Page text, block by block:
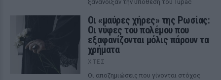
ξανάνοιξαν την υπόθεση του Tupac
Οι «μαύρες χήρες» της Ρωσίας:
Οι νύφες του πολέμου που
εξαφανίζονται μόλις πάρουν τα
χρήματα
ΧΤΕΣ
Οι αποζημιώσεις που γίνονται στόχος